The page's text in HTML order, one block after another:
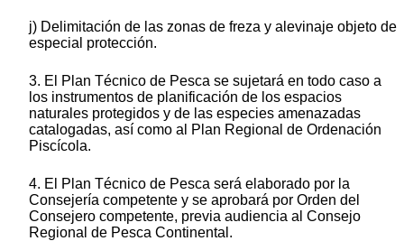
j) Delimitación de las zonas de freza y alevinaje objeto de
especial protección.
3. El Plan Técnico de Pesca se sujetará en todo caso a
los instrumentos de planificación de los espacios
naturales protegidos y de las especies amenazadas
catalogadas, así como al Plan Regional de Ordenación
Piscícola.
4. El Plan Técnico de Pesca será elaborado por la
Consejería competente y se aprobará por Orden del
Consejero competente, previa audiencia al Consejo
Regional de Pesca Continental.